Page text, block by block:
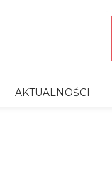
AKTUALNOŚCI